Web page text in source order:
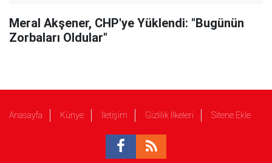
Meral Akşener, CHP'ye Yüklendi: "Bugünün
Zorbaları Oldular"
Anasayfa Künye İletişim Gizlilik İlkeleri Sitene Ekle